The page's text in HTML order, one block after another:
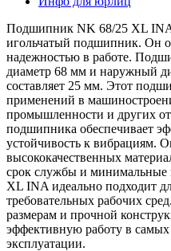
Подшипник NK 68/25 XL INA
игольчатый подшипник. Он
надежностью в работе.
диаметр 68 мм и наружный
составляет 25 мм. Этот
применений в
промышленности и других
подшипника обеспечивает
устойчивость к вибрациям.
высококачественных
срок службы и
XL INA идеально подходит
требовательных рабочих
размерам и прочной
эффективную работу в
эксплуатации.